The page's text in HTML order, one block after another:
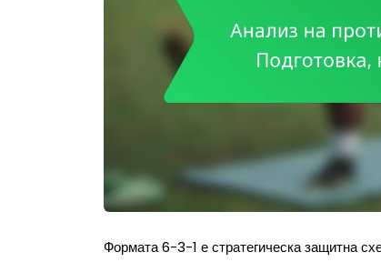
Формата 6-3-1 е стратегическа защитна